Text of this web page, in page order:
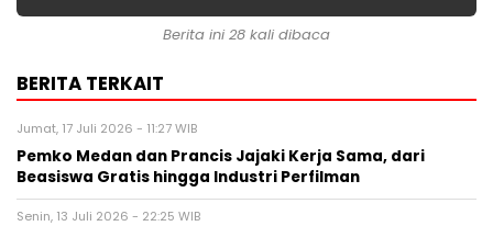
Berita ini 28 kali dibaca
BERITA TERKAIT
Jumat, 17 Juli 2026 - 11:27 WIB
Pemko Medan dan Prancis Jajaki Kerja Sama, dari
Beasiswa Gratis hingga Industri Perfilman
Senin, 13 Juli 2026 - 22:25 WIB